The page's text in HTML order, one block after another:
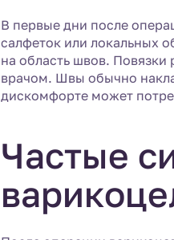
В первые дни после
салфеток или локальных
на область швов. Повязки
врачом. Швы обычно
дискомфорте может
Частые